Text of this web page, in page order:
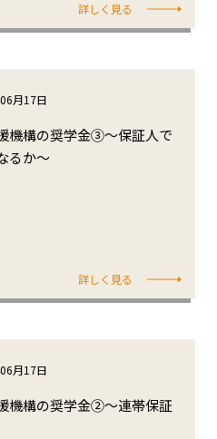
詳しく見る
月17日
機構の奨学金③～保証人で
るか～
詳しく見る
月17日
機構の奨学金②～連帯保証